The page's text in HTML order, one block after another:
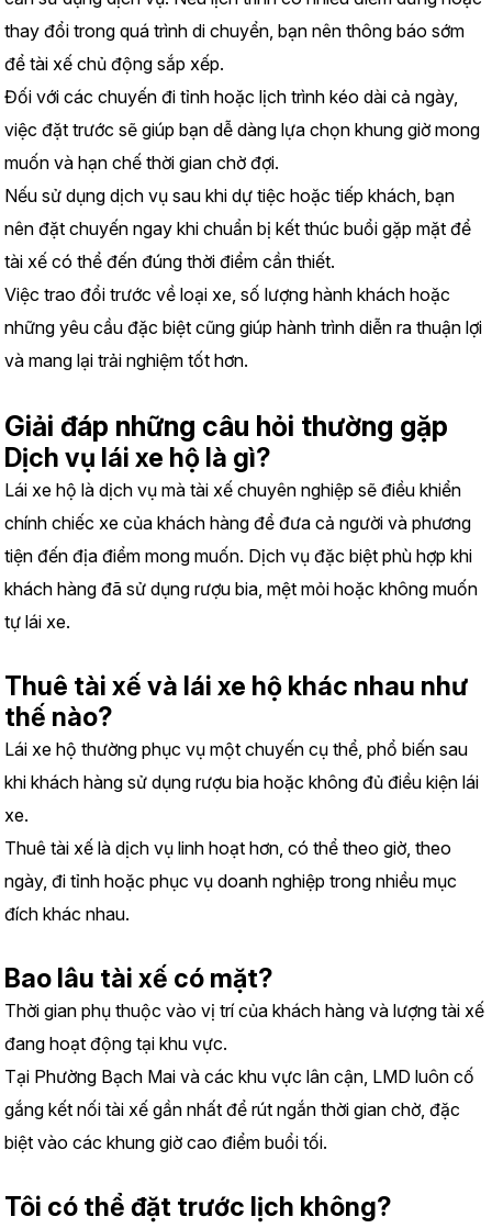
thay đổi trong quá trình di chuyển, bạn nên thông báo sớm
để tài xế chủ động sắp xếp.
Đối với các chuyến đi tỉnh hoặc lịch trình kéo dài cả ngày,
việc đặt trước sẽ giúp bạn dễ dàng lựa chọn khung giờ mong
muốn và hạn chế thời gian chờ đợi.
Nếu sử dụng dịch vụ sau khi dự tiệc hoặc tiếp khách, bạn
nên đặt chuyến ngay khi chuẩn bị kết thúc buổi gặp mặt để
tài xế có thể đến đúng thời điểm cần thiết.
Việc trao đổi trước về loại xe, số lượng hành khách hoặc
những yêu cầu đặc biệt cũng giúp hành trình diễn ra thuận lợi
và mang lại trải nghiệm tốt hơn.
Giải đáp những câu hỏi thường gặp
Dịch vụ lái xe hộ là gì?
Lái xe hộ là dịch vụ mà tài xế chuyên nghiệp sẽ điều khiển
chính chiếc xe của khách hàng để đưa cả người và phương
tiện đến địa điểm mong muốn. Dịch vụ đặc biệt phù hợp khi
khách hàng đã sử dụng rượu bia, mệt mỏi hoặc không muốn
tự lái xe.
Thuê tài xế và lái xe hộ khác nhau như
thế nào?
Lái xe hộ thường phục vụ một chuyến cụ thể, phổ biến sau
khi khách hàng sử dụng rượu bia hoặc không đủ điều kiện lái
xe.
Thuê tài xế là dịch vụ linh hoạt hơn, có thể theo giờ, theo
ngày, đi tỉnh hoặc phục vụ doanh nghiệp trong nhiều mục
đích khác nhau.
Bao lâu tài xế có mặt?
Thời gian phụ thuộc vào vị trí của khách hàng và lượng tài xế
đang hoạt động tại khu vực.
Tại Phường Bạch Mai và các khu vực lân cận, LMD luôn cố
gắng kết nối tài xế gần nhất để rút ngắn thời gian chờ, đặc
biệt vào các khung giờ cao điểm buổi tối.
Tôi có thể đặt trước lịch không?